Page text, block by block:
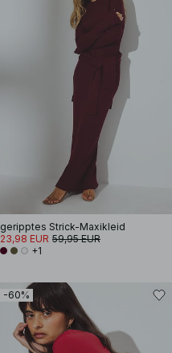
geripptes Strick-Maxikleid
23,98 EUR 59,95 EUR
+1
-60%